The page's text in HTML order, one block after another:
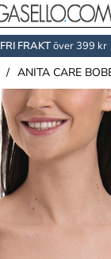
FRI FRAKTöver 399 kr
/ ANITA CARE